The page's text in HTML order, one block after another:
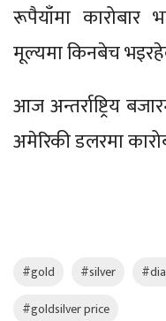
रूपैयाँमा कारोबार
मूल्यमा किनबेच
आज अन्तर्राष्ट्रिय
अमेरिकी डलरमा
#gold #silver
#goldsilver price